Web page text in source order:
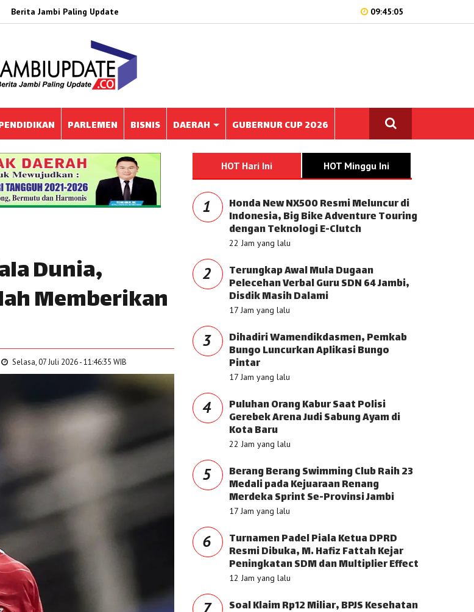
Berita Jambi Paling Update 09:45:05
PARLEMEN BISNIS DAERAH GUBERNUR CUP 2026
Dunia,
Memberikan
Selasa, 07 Juli 2026 - 11:46:35 WIB
HOT Hari Ini HOT Minggu Ini
1 Honda New NX500 Resmi Meluncur di
Indonesia, Big Bike Adventure Touring
dengan Teknologi E-Clutch
22 Jam yang lalu
2 Terungkap Awal Mula Dugaan
Pelecehan Verbal Guru SDN 64 Jambi,
Disdik Masih Dalami
17 Jam yang lalu
3 Dihadiri Wamendikdasmen, Pemkab
Bungo Luncurkan Aplikasi Bungo
Pintar
17 Jam yang lalu
4 Puluhan Orang Kabur Saat Polisi
Gerebek Arena Judi Sabung Ayam di
Kota Baru
22 Jam yang lalu
5 Berang Berang Swimming Club Raih 23
Medali pada Kejuaraan Renang
Merdeka Sprint Se-Provinsi Jambi
17 Jam yang lalu
6 Turnamen Padel Piala Ketua DPRD
Resmi Dibuka, M. Hafiz Fattah Kejar
Peningkatan SDM dan Multiplier Effect
12 Jam yang lalu
Soal Klaim Rp12 Miliar, BPJS Kesehatan